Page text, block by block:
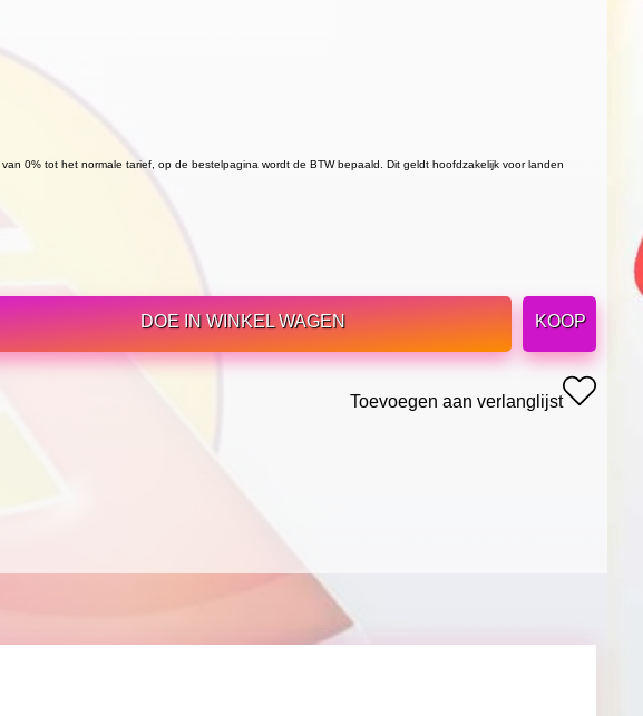
0% tot het normale tarief, op de bestelpagina wordt de BTW bepaald. Dit geldt hoofdzakelijk voor landen
DOE IN WINKEL WAGEN
KOOP
Toevoegen aan verlanglijst